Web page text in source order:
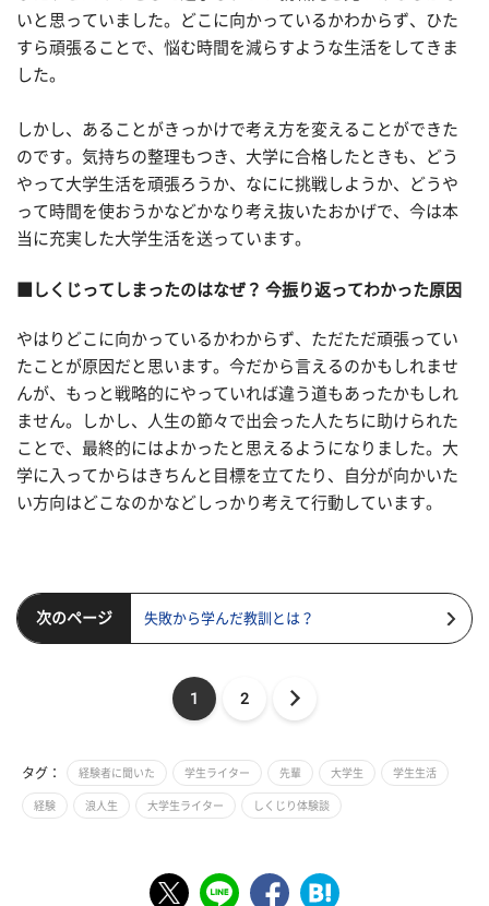
いと思っていました。どこに向かっているかわからず、ひた
すら頑張ることで、悩む時間を減らすような生活をしてきま
した。
しかし、あることがきっかけで考え方を変えることができた
のです。気持ちの整理もつき、大学に合格したときも、どう
やって大学生活を頑張ろうか、なにに挑戦しようか、どうや
って時間を使おうかなどかなり考え抜いたおかげで、今は本
当に充実した大学生活を送っています。
■しくじってしまったのはなぜ？ 今振り返ってわかった原因
やはりどこに向かっているかわからず、ただただ頑張ってい
たことが原因だと思います。今だから言えるのかもしれませ
んが、もっと戦略的にやっていれば違う道もあったかもしれ
ません。しかし、人生の節々で出会った人たちに助けられた
ことで、最終的にはよかったと思えるようになりました。大
学に入ってからはきちんと目標を立てたり、自分が向かいた
い方向はどこなのかなどしっかり考えて行動しています。
次のページ 失敗から学んだ教訓とは？
1 2
タグ： 経験者に聞いた 学生ライター 先輩 大学生 学生生活
経験 浪人生 大学生ライター しくじり体験談